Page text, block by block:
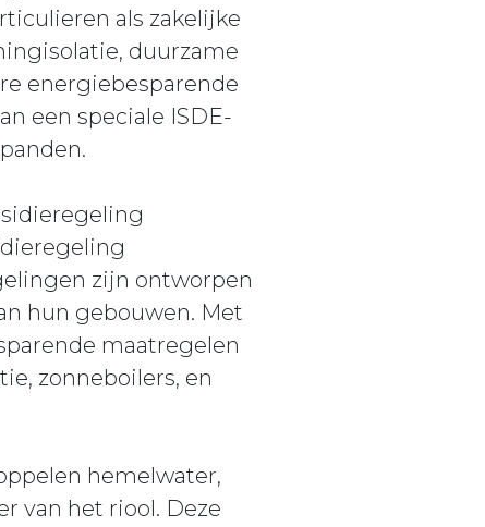
als zakelijke
duurzame
energiebesparende
een speciale ISDE-
zijn ontworpen
hun gebouwen. Met
maatregelen
zonneboilers, en
hemelwater,
van het riool. Deze